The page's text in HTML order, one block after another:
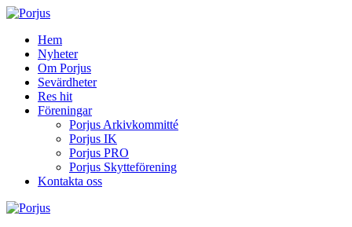
Hem
Nyheter
Om Porjus
Sevärdheter
Res hit
Föreningar
Porjus Arkivkommitté
Porjus IK
Porjus PRO
Porjus Skytteförening
Kontakta oss